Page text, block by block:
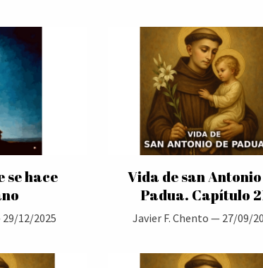
se hace
29/12/2025
Vida de san
Padua. Capítulo
Javier F. Chento — 27/09/